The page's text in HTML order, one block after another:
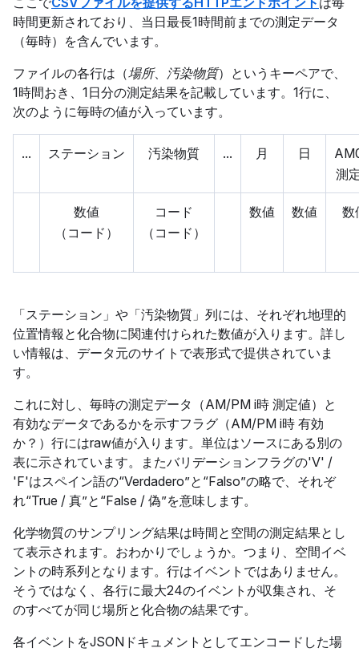
時間更新されており、当日最長1時間前までの測定データ
（毎時）を含んでいます。
ファイルの各行は（場所、 汚染物質）というキーペアで、
1時間おき、1日分の測定結果を記載しています。1行に、
次のように毎時の値が入っています。
... ステーション 汚染物質 ... 月 日
測
数値
（コード）
コード
（コード）
数値 数値 数
「ステーション」や「汚染物質」列には、それぞれ地理的
位置情報と化合物に関連付けられた数値が入ります。詳し
い情報は、データ元のサイトで表形式で提供されていま
す。
これに対し、毎時の測定データ（AM/PM i時 測定値）と
有効なデータであるかを示すフラグ（AM/PM i時 有効
か？）行にはraw値が入ります。単位はソースにある別の
表に示されています。またバリデーションフラグの'V' /
'F'はスペイン語の“Verdadero”と“Falso”の略で、それぞ
れ“True / 真”と“False / 偽”を意味します。
化学物質のサンプリング結果は時間と空間の測定結果とし
て表示されます。おわかりでしょうか。つまり、空間イベ
ントの時系列となります。行はイベントではありません。
そうではなく、各行に最大24のイベントが収集され、そ
のすべてが同じ場所と化合物の結果です。
各イベントをJSONドキュメントとしてエンコードした場